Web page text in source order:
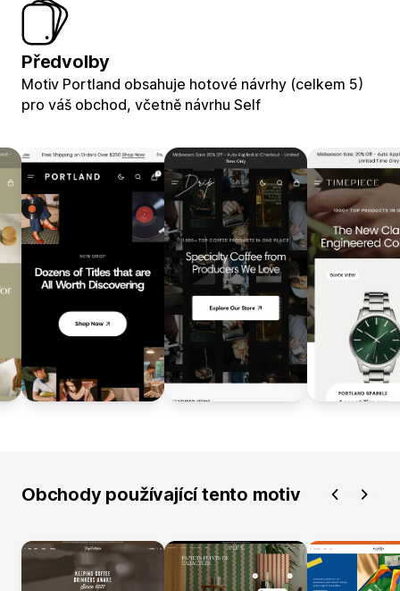
Předvolby
Motiv Portland obsahuje hotové návrhy (celkem 5)
pro váš obchod, včetně návrhu Self
Obchody používající tento motiv